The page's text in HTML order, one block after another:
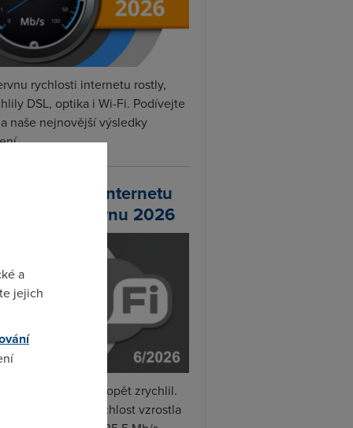
rychlosti internetu rostly,
DSL, optika i Wi-Fi. Podívejte
naše nejnovější výsledky
Wi-Fi internetu
DSL.cz v červnu 2026
Fi internet v červnu opět zrychlil.
naměřená rychlost vzrostla
a
jejich